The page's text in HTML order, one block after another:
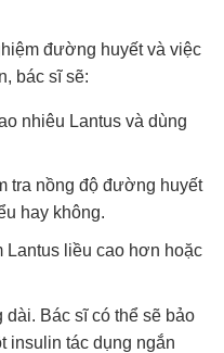
đường huyết và việc
bác sĩ sẽ:
nhiêu Lantus và dùng
tra nồng độ đường huyết
hay không.
Lantus liều cao hơn hoặc
dài. Bác sĩ có thể sẽ bảo
insulin tác dụng ngắn